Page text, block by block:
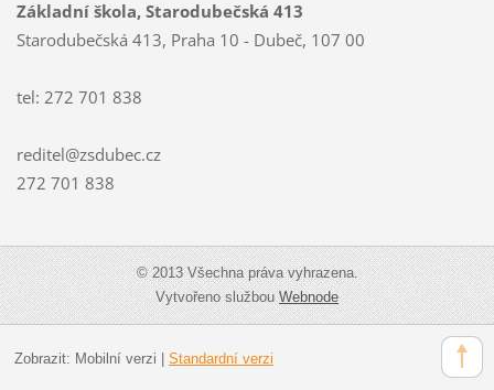
Základní škola, Starodubečská 413
Starodubečská 413, Praha 10 - Dubeč, 107 00
tel: 272 701 838
reditel@zsdubec.cz
272 701 838
© 2013 Všechna práva vyhrazena.
Vytvořeno službouWebnode
Zobrazit: Mobilní verzi Standardní verzi